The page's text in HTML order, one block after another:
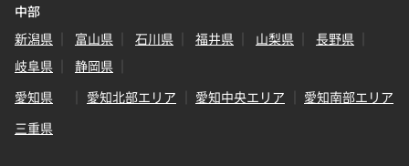
中部
新潟県
富山県 石川県 福井県 山梨県
長野県
岐阜県
静岡県
愛知県
愛知北部エリア 愛知中央エリア
愛知南部エリア
三重県